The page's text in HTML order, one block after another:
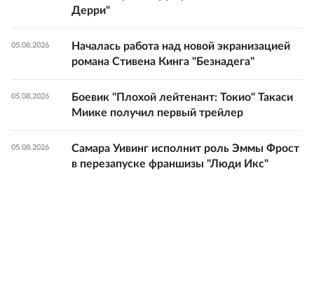
Дерри"
05.08.2026
Началась работа над новой экранизацией
романа Стивена Кинга "Безнадега"
05.08.2026
Боевик "Плохой лейтенант: Токио" Такаси
Миике получил первый трейлер
05.08.2026
Самара Уивинг исполнит роль Эммы Фрост
в перезапуске франшизы "Люди Икс"